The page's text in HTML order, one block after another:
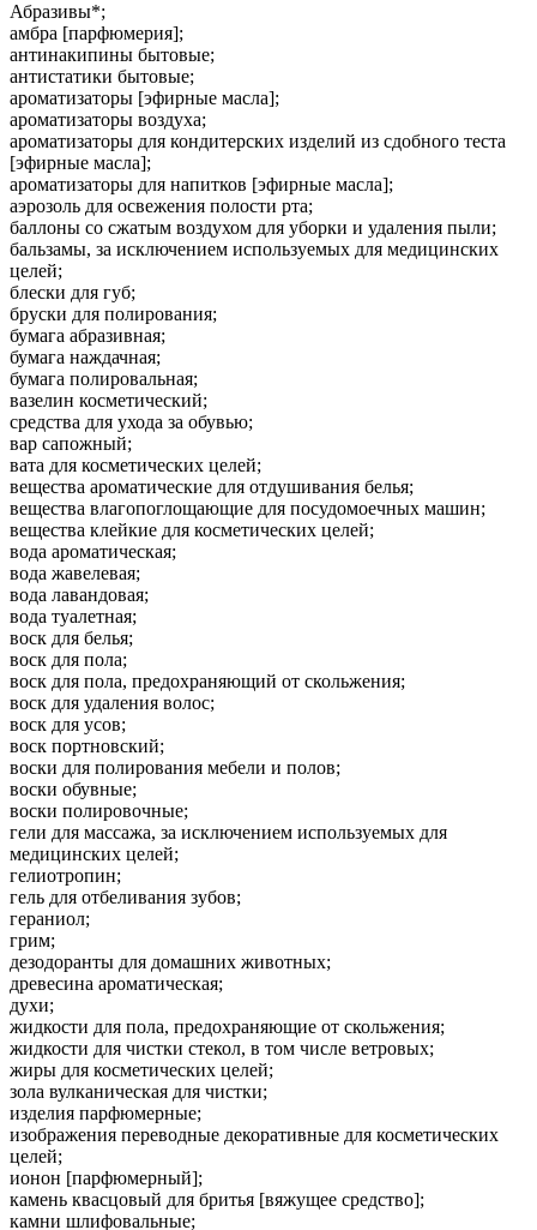
Абразивы*;
амбра [парфюмерия];
антинакипины бытовые;
антистатики бытовые;
ароматизаторы [эфирные масла];
ароматизаторы воздуха;
ароматизаторы для кондитерских изделий из сдобного теста
[эфирные масла];
ароматизаторы для напитков [эфирные масла];
аэрозоль для освежения полости рта;
баллоны со сжатым воздухом для уборки и удаления пыли;
бальзамы, за исключением используемых для медицинских
целей;
блески для губ;
бруски для полирования;
бумага абразивная;
бумага наждачная;
бумага полировальная;
вазелин косметический;
средства для ухода за обувью;
вар сапожный;
вата для косметических целей;
вещества ароматические для отдушивания белья;
вещества влагопоглощающие для посудомоечных машин;
вещества клейкие для косметических целей;
вода ароматическая;
вода жавелевая;
вода лавандовая;
вода туалетная;
воск для белья;
воск для пола;
воск для пола, предохраняющий от скольжения;
воск для удаления волос;
воск для усов;
воск портновский;
воски для полирования мебели и полов;
воски обувные;
воски полировочные;
гели для массажа, за исключением используемых для
медицинских целей;
гелиотропин;
гель для отбеливания зубов;
гераниол;
грим;
дезодоранты для домашних животных;
древесина ароматическая;
духи;
жидкости для пола, предохраняющие от скольжения;
жидкости для чистки стекол, в том числе ветровых;
жиры для косметических целей;
зола вулканическая для чистки;
изделия парфюмерные;
изображения переводные декоративные для косметических
целей;
ионон [парфюмерный];
камень квасцовый для бритья [вяжущее средство];
камни шлифовальные;